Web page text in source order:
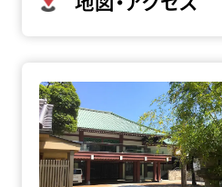
祥雲寺の詳細へ